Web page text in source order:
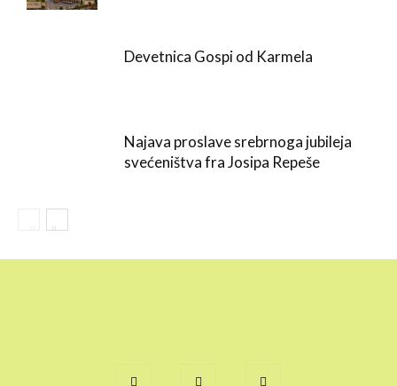
Devetnica Gospi od Karmela
Najava proslave srebrnoga jubileja
svećeništva fra Josipa Repeše